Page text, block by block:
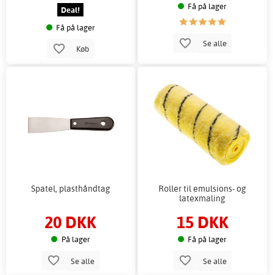
Deal!
Få på lager
Køb
Få på lager
Se alle
Spatel, plasthåndtag
20 DKK
På lager
Se alle
Roller til emulsions- og
latexmaling
15 DKK
Få på lager
Se alle